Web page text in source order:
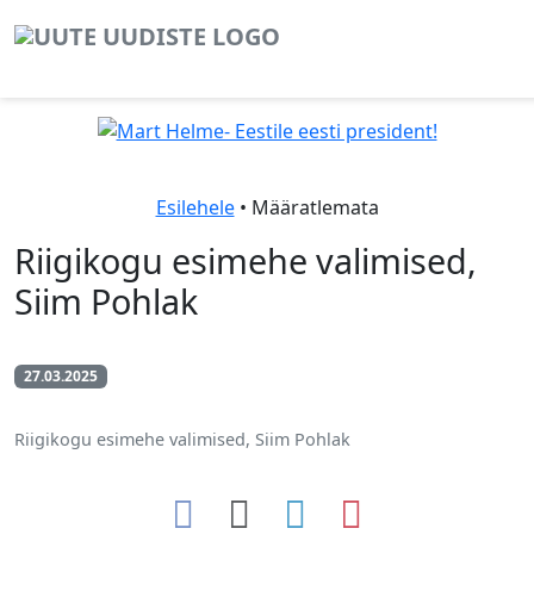
Esilehele• Määratlemata
Riigikogu esimehe valimised,
Siim Pohlak
27.03.2025
Riigikogu esimehe valimised, Siim Pohlak